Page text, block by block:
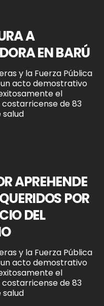
A
EN BARÚ
y la Fuerza Pública
un acto demostrativo
el
de 83
APREHENDE
POR
DEL
y la Fuerza Pública
un acto demostrativo
el
de 83